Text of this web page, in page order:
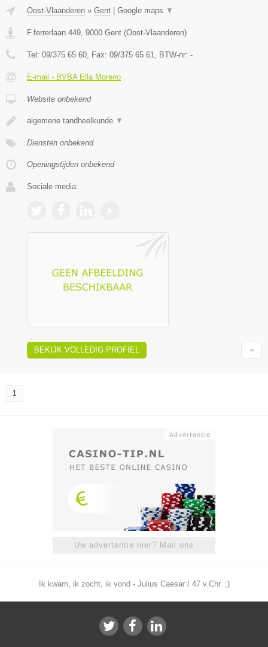
Oost-Vlaanderen » Gent Google maps ▼
F.ferrerlaan 449, 9000 Gent (Oost-Vlaanderen)
Tel: 09/375 65 60, Fax: 09/375 65 61, BTW-nr: -
E-mail › BVBA Ella Moreno
Website onbekend
algemene tandheelkunde ▼
Diensten onbekend
Openingstijden onbekend
Sociale media:
BEKIJK VOLLEDIG PROFIEL
1
Uw advertentie hier? Mail ons
Ik kwam, ik zocht, ik vond - Julius Caesar / 47 v.Chr. ;)